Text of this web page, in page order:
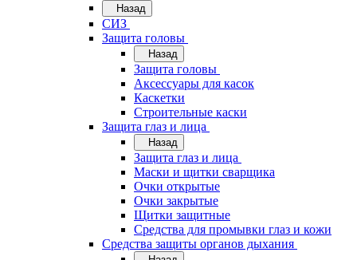
Назад
СИЗ
Защита головы
Назад
Защита головы
Аксессуары для касок
Каскетки
Строительные каски
Защита глаз и лица
Назад
Защита глаз и лица
Маски и щитки сварщика
Очки открытые
Очки закрытые
Щитки защитные
Средства для промывки глаз и кожи
Средства защиты органов дыхания